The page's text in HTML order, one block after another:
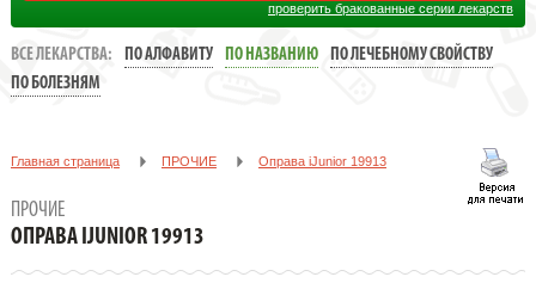
проверить бракованные серии лекарств
ВСЕ ЛЕКАРСТВА: ПО АЛФАВИТУ ПО НАЗВАНИЮ
ПО ЛЕЧЕБНОМУ СВОЙСТВУ
ПО БОЛЕЗНЯМ
Главная страница ПРОЧИЕ Oправа iJunior 19913
ПРОЧИЕ
OПРАВА IJUNIOR 19913